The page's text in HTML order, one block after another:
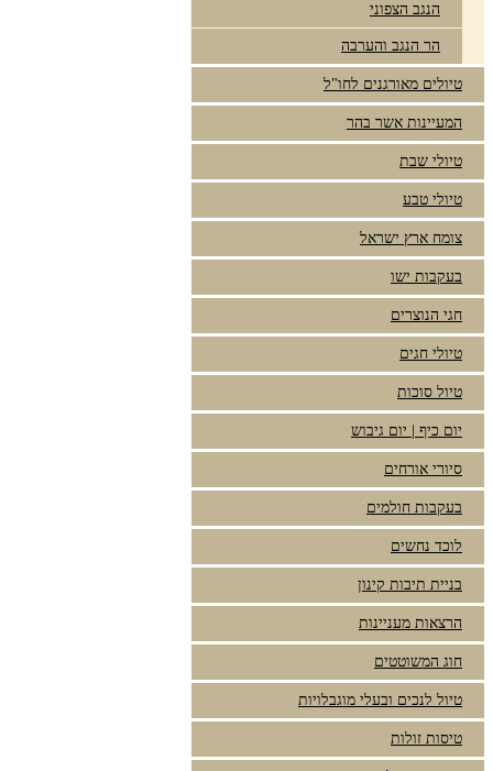
הנגב הצפוני
הר הנגב והערבה
טיולים מאורגנים לחו"ל
המעיינות אשר בהר
טיולי שבת
טיולי טבע
צומח ארץ ישראל
בעקבות ישו
חגי הנוצרים
טיולי חגים
טיול סוכות
יום כיף | יום גיבוש
סיורי אורחים
בעקבות חולמים
לוכד נחשים
בניית תיבות קינון
הרצאות מעניינות
חוג המשוטטים
טיול לנכים ובעלי מוגבלויות
טיסות זולות